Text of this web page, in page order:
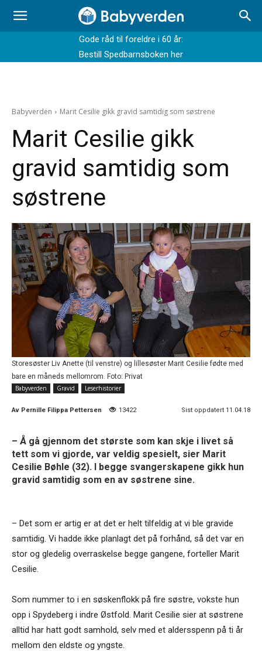
Gode råd til foreldre i 60 år:
Bestill Spedbarnsboken her
Babyverden Marit Cesilie gikk gravid samtidig som søstrene
Marit Cesilie gikk
gravid samtidig som
søstrene
Storesøster Liv Anette (til venstre) og lillesøster Marit Cesilie fødte med
bare en måneds mellomrom. Foto: Privat
Babyverden
Gravid Leserhistorier
Av Pernille Filippa Pettersen 13422 Sist oppdatert 11.04.18
– Å gå gjennom det største som kan skje i livet så
tett som vi gjorde, var veldig spesielt, sier Marit
Cesilie Bøhle (32). I begge svangerskapene gikk hun
gravid samtidig som en av søstrene sine.
– Det som er artig er at det er helt tilfeldig at vi ble gravide
samtidig. Vi hadde ikke planlagt det på forhånd, så det var en
stor og gledelig overraskelse begge gangene, forteller Marit
Cesilie.
Som nummer to i en søskenflokk på fire søstre, vokste hun
opp i Spydeberg i indre Østfold. Marit Cesilie sier at søstrene
alltid har hatt godt samhold, selv med et aldersspenn på ti år
mellom den eldste og yngste.